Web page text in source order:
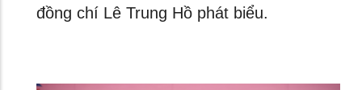
đồng chí Lê Trung Hồ phát biểu.